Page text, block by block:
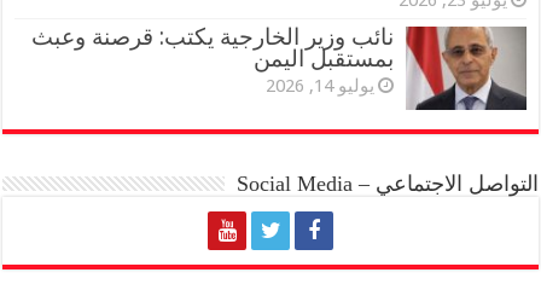
نائب وزير الخارجية يكتب: قرصنة وعبث
بمستقبل اليمن
يوليو 14, 2026
التواصل الاجتماعي – Social Media